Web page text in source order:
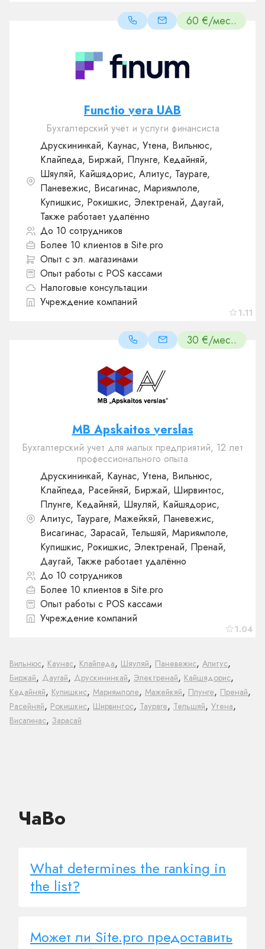
60 €/мес..
1.11
Functio vera UAB
Бухгалтерский учёт и услуги финансиста
Друскининкай, Каунас, Утена, Вильнюс,
Клайпеда, Биржай, Плунге, Кедайняй,
Шяуляй, Кайшядорис, Алитус, Таураге,
Паневежис, Висагинас, Мариямполе,
Купишкис, Рокишкис, Электренай, Даугай,
Также работает удалённо
До 10 сотрудников
Более 10 клиентов в Site.pro
Опыт с эл. магазинами
Опыт работы с POS кассами
Налоговые консультации
Учреждение компаний
30 €/мес..
1.04
MB Apskaitos verslas
Бухгалтерский учет для малых предприятий, 12 лет
профессионального опыта
Друскининкай, Каунас, Утена, Вильнюс,
Клайпеда, Расейняй, Биржай, Ширвинтос,
Плунге, Кедайняй, Шяуляй, Кайшядорис,
Алитус, Таураге, Мажейкяй, Паневежис,
Висагинас, Зарасай, Тельшяй, Мариямполе,
Купишкис, Рокишкис, Электренай, Пренай,
Даугай, Также работает удалённо
До 10 сотрудников
Более 10 клиентов в Site.pro
Опыт работы с POS кассами
Учреждение компаний
Вильнюс, Каунас, Клайпеда, Шяуляй, Паневежис, Алитус,
Биржай, Даугай, Друскининкай, Электренай, Кайшядорис,
Кедайняй, Купишкис, Мариямполе, Мажейкяй, Плунге, Пренай,
Расейняй, Рокишкис, Ширвинтос, Таураге, Тельшяй, Утена,
Висагинас, Зарасай
ЧаВо
What determines the ranking in
the list?
Может ли Site.pro предоставить